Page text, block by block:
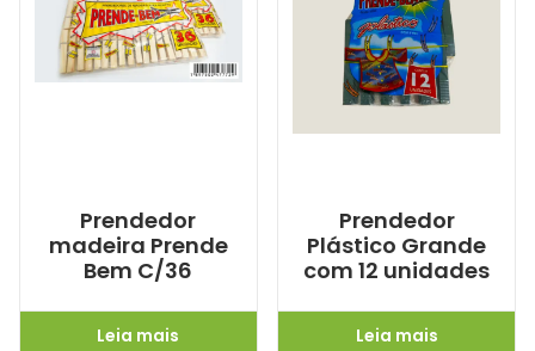
Prendedor
madeira Prende
Bem C/36
Leia mais
Prendedor
Plástico Grande
com 12 unidades
Leia mais